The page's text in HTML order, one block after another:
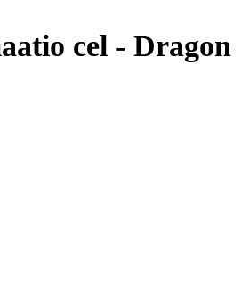
cel - Dragon